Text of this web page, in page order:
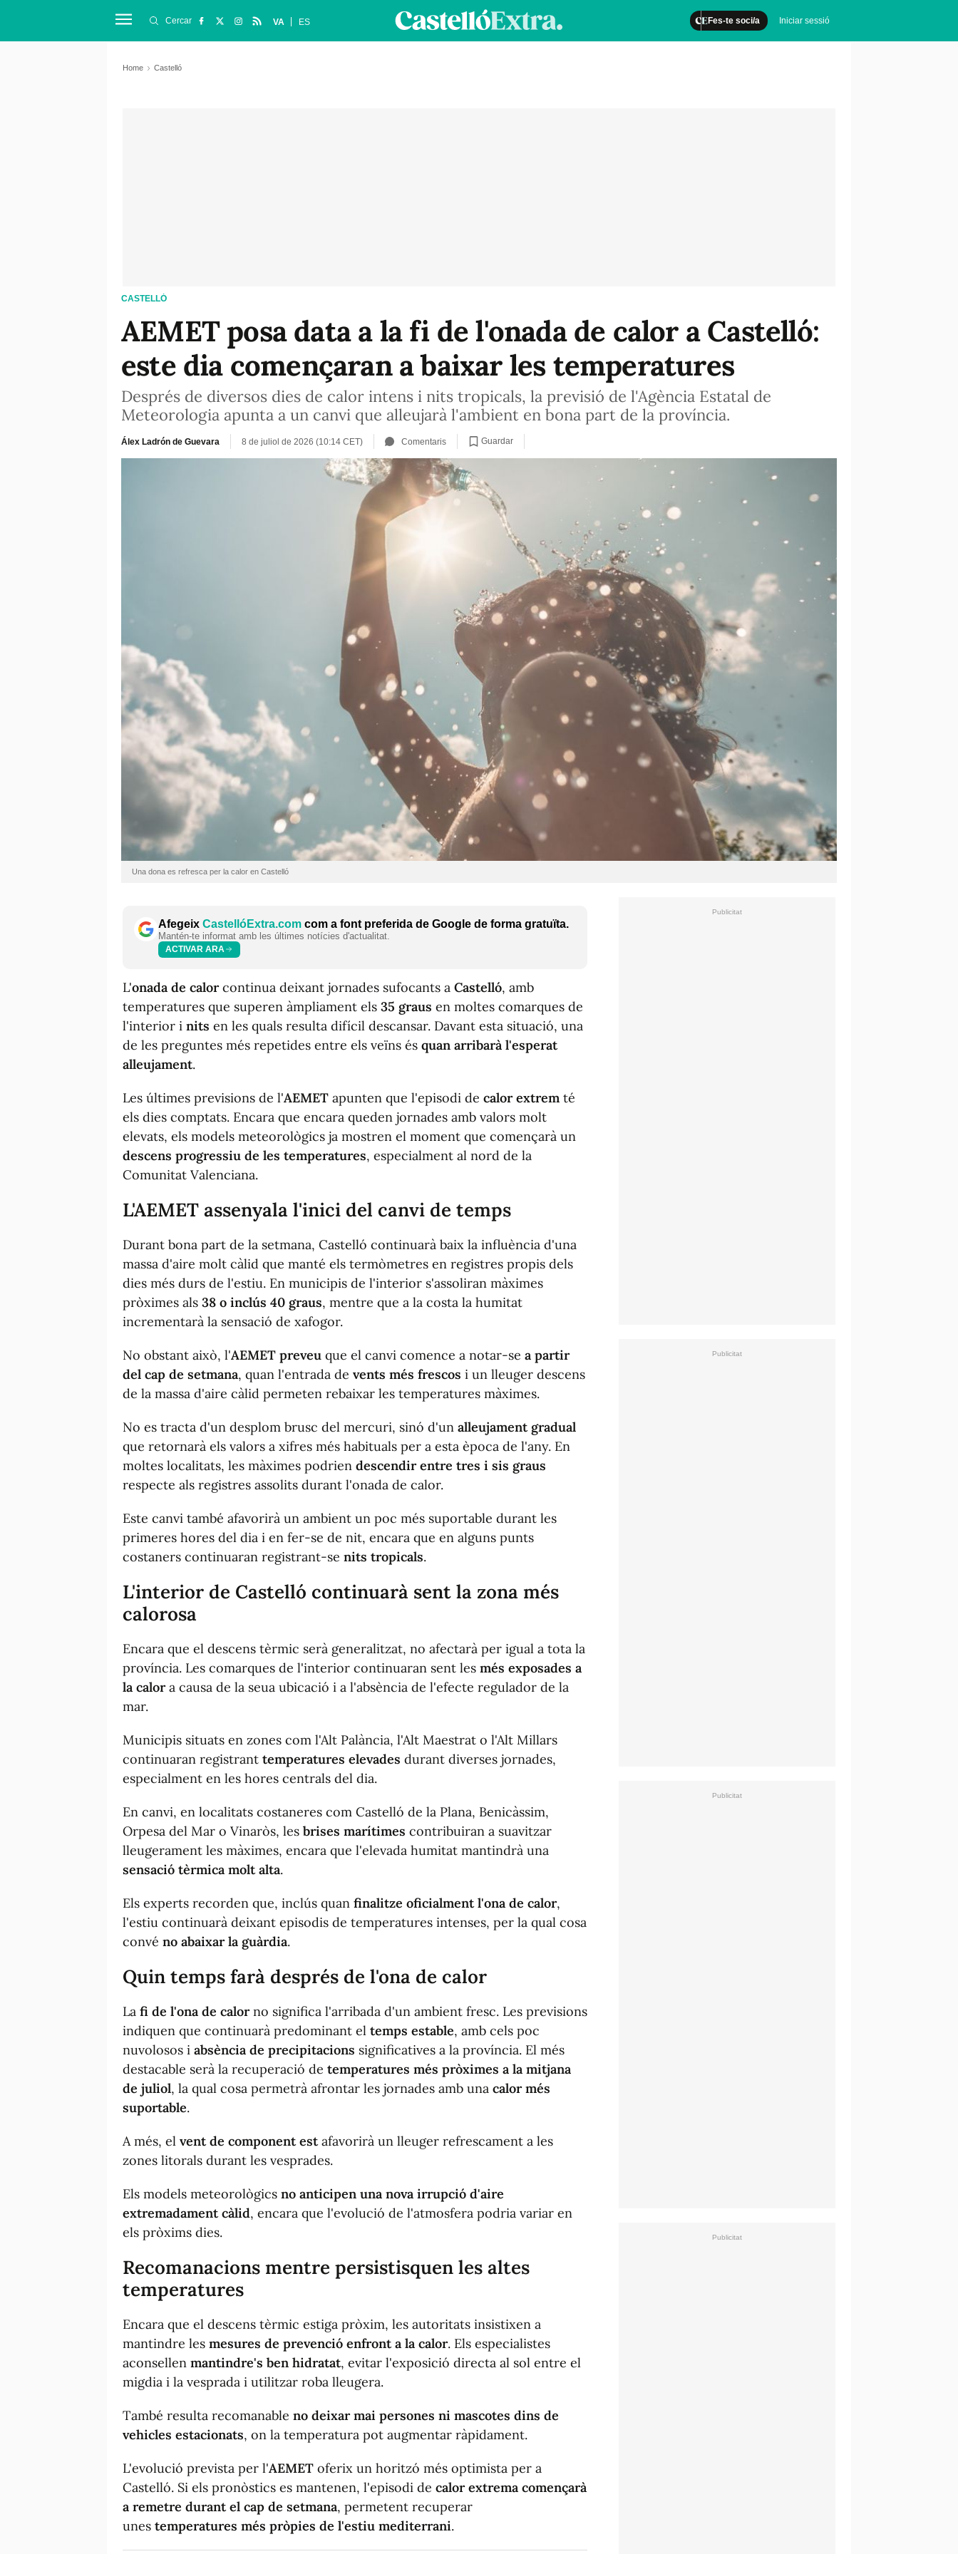
Fes-te soci/a Iniciar sessió
Cercar VA ES
Home Castelló
CASTELLÓ
AEMET posa data a la fi de l'onada de calor a Castelló:
este dia començaran a baixar les temperatures
Després de diversos dies de calor intens i nits tropicals, la previsió de l'Agència Estatal de
Meteorologia apunta a un canvi que alleujarà l'ambient en bona part de la província.
Álex Ladrón de Guevara 8 de juliol de 2026 (10:14 CET) Comentaris Guardar
Una dona es refresca per la calor en Castelló
Afegeix CastellóExtra.com com a font preferida de Google de forma gratuïta.
Mantén-te informat amb les últimes notícies d'actualitat.
ACTIVAR ARA
L'onada de calorcontinua deixant jornades sufocants a Castelló, amb
temperatures que superen àmpliament els 35 graus en moltes comarques de
l'interior i nits en les quals resulta difícil descansar. Davant esta situació, una
de les preguntes més repetides entre els veïns és quan arribarà l'esperat
alleujament.
Les últimes previsions de l'AEMET apunten que l'episodi de calor extrem té
els dies comptats. Encara que encara queden jornades amb valors molt
elevats, els models meteorològics ja mostren el moment que començarà un
descens progressiu de les temperatures, especialment al nord de la
Comunitat Valenciana.
L'AEMET assenyala l'inici del canvi de temps
Durant bona part de la setmana, Castelló continuarà baix la influència d'una
massa d'aire molt càlid que manté els termòmetres en registres propis dels
dies més durs de l'estiu. En municipis de l'interior s'assoliran màximes
pròximes als 38 o inclús 40 graus, mentre que a la costa la humitat
incrementarà la sensació de xafogor.
No obstant això, l'AEMET preveu que el canvi comence a notar-se a partir
del cap de setmana, quan l'entrada de vents més frescos i un lleuger descens
de la massa d'aire càlid permeten rebaixar les temperatures màximes.
No es tracta d'un desplom brusc del mercuri, sinó d'un alleujament gradual
que retornarà els valors a xifres més habituals per a esta època de l'any. En
moltes localitats, les màximes podrien descendir entre tres i sis graus
respecte als registres assolits durant l'onada de calor.
Este canvi també afavorirà un ambient un poc més suportable durant les
primeres hores del dia i en fer-se de nit, encara que en alguns punts
costaners continuaran registrant-se nits tropicals.
L'interior de Castelló continuarà sent la zona més
calorosa
Encara que el descens tèrmic serà generalitzat, no afectarà per igual a tota la
província. Les comarques de l'interior continuaran sent les més exposades a
la calora causa de la seua ubicació i a l'absència de l'efecte regulador de la
mar.
Municipis situats en zones com l'Alt Palància, l'Alt Maestrat o l'Alt Millars
continuaran registrant temperatures elevades durant diverses jornades,
especialment en les hores centrals del dia.
En canvi, en localitats costaneres com Castelló de la Plana, Benicàssim,
Orpesa del Mar o Vinaròs, les brises marítimes contribuiran a suavitzar
lleugerament les màximes, encara que l'elevada humitat mantindrà una
sensació tèrmica molt alta.
Els experts recorden que, inclús quan finalitze oficialment l'ona de calor,
l'estiu continuarà deixant episodis de temperatures intenses, per la qual cosa
convé no abaixar la guàrdia.
Quin temps farà després de l'ona de calor
La fi de l'ona de calorno significa l'arribada d'un ambient fresc. Les previsions
indiquen que continuarà predominant el temps estable, amb cels poc
nuvolosos i absència de precipitacions significatives a la província. El més
destacable serà la recuperació de temperatures més pròximes a la mitjana
de juliol, la qual cosa permetrà afrontar les jornades amb una calor més
suportable.
A més, el vent de component estafavorirà un lleuger refrescament a les
zones litorals durant les vesprades.
Els models meteorològics no anticipen una nova irrupció d'aire
extremadament càlid, encara que l'evolució de l'atmosfera podria variar en
els pròxims dies.
Recomanacions mentre persistisquen les altes
temperatures
Encara que el descens tèrmic estiga pròxim, les autoritats insistixen a
mantindre les mesures de prevenció enfront a la calor. Els especialistes
aconsellen mantindre's ben hidratat, evitar l'exposició directa al sol entre el
migdia i la vesprada i utilitzar roba lleugera.
També resulta recomanable no deixar mai persones ni mascotes dins de
vehicles estacionats, on la temperatura pot augmentar ràpidament.
L'evolució prevista per l'AEMET oferix un horitzó més optimista per a
Castelló. Si els pronòstics es mantenen, l'episodi de calor extrema començarà
a remetre durant el cap de setmana, permetent recuperar
unes temperatures més pròpies de l'estiu mediterrani.